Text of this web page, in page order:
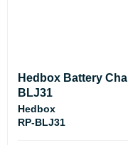
Hedbox Battery
BLJ31
Hedbox
RP-BLJ31